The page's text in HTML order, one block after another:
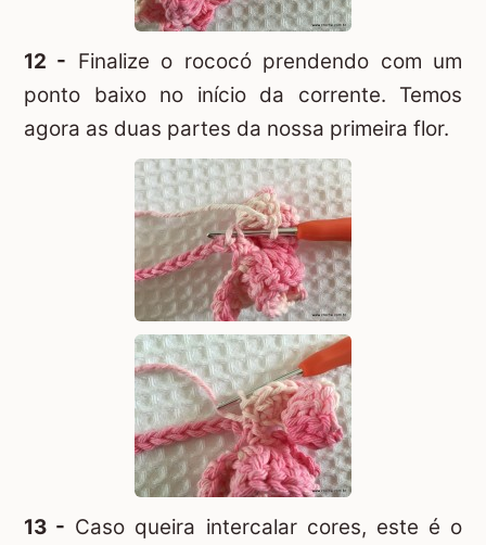
12 - Finalize o rococó prendendo com um
ponto baixo no início da corrente. Temos
agora as duas partes da nossa primeira flor.
13 - Caso queira intercalar cores, este é o